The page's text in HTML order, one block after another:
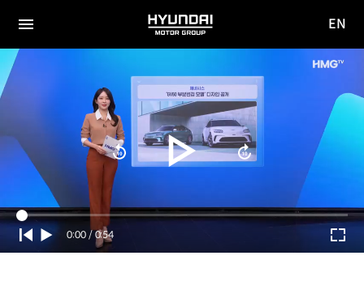
전체
HYUNDAI
MOTOR
사이
EN
Current
Time
0:00 / Duration
0:54